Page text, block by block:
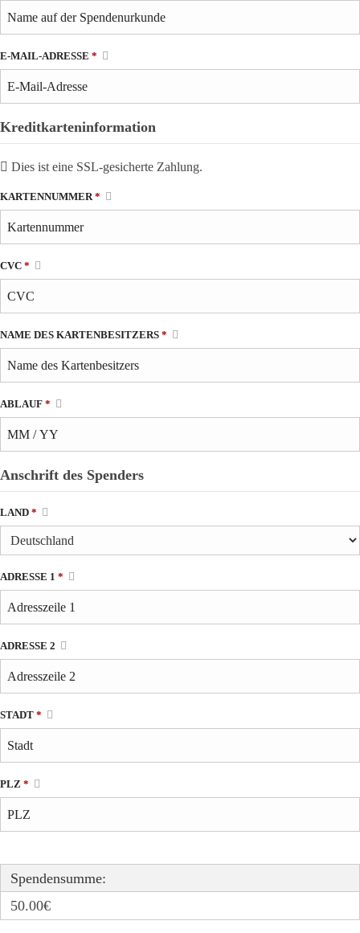
E-MAIL-ADRESSE *
Kreditkarteninformation
Dies ist eine SSL-gesicherte Zahlung.
KARTENNUMMER*
CVC *
NAME DES KARTENBESITZERS *
ABLAUF *
Anschrift des Spenders
LAND *
ADRESSE 1 *
ADRESSE 2
STADT *
PLZ *
Spendensumme:
50.00€